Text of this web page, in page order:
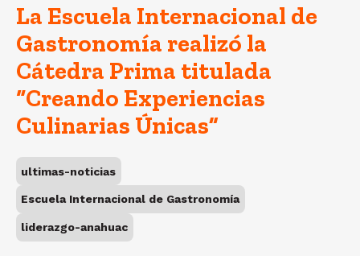
La Escuela Internacional de
Gastronomía realizó la
Cátedra Prima titulada
“Creando Experiencias
Culinarias Únicas”
ultimas-noticias
Escuela Internacional de Gastronomía
liderazgo-anahuac